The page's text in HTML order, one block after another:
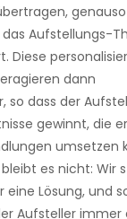
das Aufstellungs-
Diese
dann
so dass der
gewinnt, die
umsetzen
es nicht: Wir
Lösung, und
Auf­steller immer